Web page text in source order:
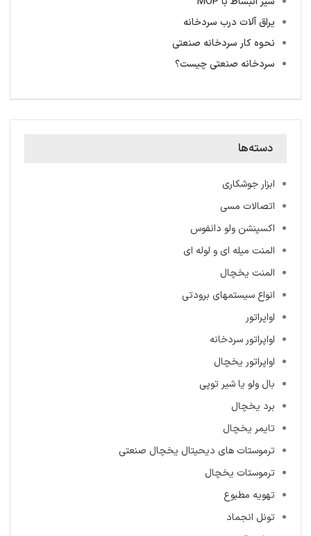
یراق آلات درب سردخانه
نحوه کار سردخانه صنعتی
سردخانه‌ صنعتی چیست؟
دسته‌ها
ابزار جوشکاری
اتصالات مسی
اکسپنشن ولو دانفوس
المنت میله ‌ای و لوله ای
المنت یخچال
انواع سیستمهای برودتی
اواپراتور
اواپراتور سردخانه
اواپراتور یخچال
بال ولو یا شیر توپی
برد یخچال
تایمر یخچال
ترموستات های دیحیتال یخچال صنعتی
ترموستات یخچال
تهویه مطبوع
تونل انجماد